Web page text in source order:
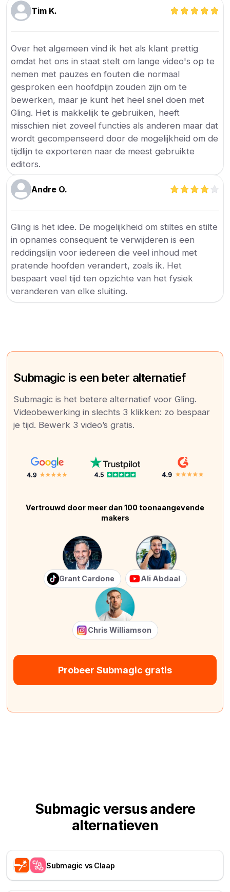
Tim K.
Over het algemeen vind ik het als klant prettig
omdat het ons in staat stelt om lange video's op te
nemen met pauzes en fouten die normaal
gesproken een hoofdpijn zouden zijn om te
bewerken, maar je kunt het heel snel doen met
Gling. Het is makkelijk te gebruiken, heeft
misschien niet zoveel functies als anderen maar dat
wordt gecompenseerd door de mogelijkheid om de
tijdlijn te exporteren naar de meest gebruikte
editors.
Andre O.
Gling is het idee. De mogelijkheid om stiltes en stilte
in opnames consequent te verwijderen is een
reddingslijn voor iedereen die veel inhoud met
pratende hoofden verandert, zoals ik. Het
bespaart veel tijd ten opzichte van het fysiek
veranderen van elke sluiting.
Submagic is een beter alternatief
Submagic is het betere alternatief voor Gling.
Videobewerking in slechts 3 klikken: zo bespaar
je tijd. Bewerk 3 video’s gratis.
Vertrouwd door meer dan 100 toonaangevende
makers
Grant Cardone Ali Abdaal
Chris Williamson
Probeer Submagic gratis
Submagic versus andere
alternatieven
Submagic vs Claap